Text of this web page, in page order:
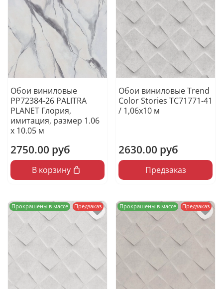
Обои виниловые
PP72384-26 PALITRA
PLANET Глория,
имитация, размер 1.06
х 10.05 м
2750.00 руб
В корзину
Обои виниловые Trend
Color Stories TC71771-41
/ 1,06х10 м
2630.00 руб
Предзаказ
Прокрашены в массе Предзаказ Прокрашены в массе Предзаказ